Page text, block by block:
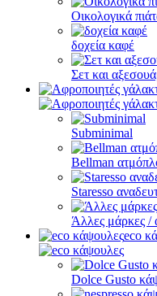
Οικολογικά
δοχεία καφέ
Σετ και
Subminimal
Bellman
Staresso
Άλλες μάρκες /
eco
Dolce Gusto